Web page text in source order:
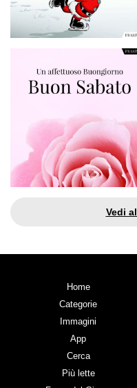
Vedi
Home
Categorie
Immagini
App
Cerca
Più lette